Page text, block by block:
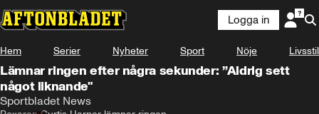
Logga in
Hem Serier Nyheter Sport Nöje Livsstil
Lämnar ringen efter några sekunder: ”Aldrig sett
något liknande"
Sportbladet News